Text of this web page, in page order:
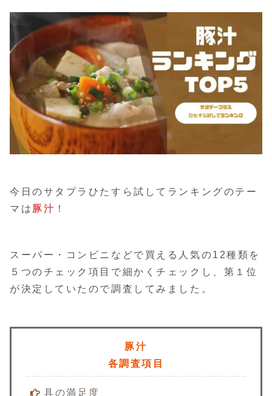
今日のサタプラひたすら試してランキングのテー
マは 豚汁 ！
スーパー・コンビニなどで買える人気の12種類を
５つのチェック項目で細かくチェックし、第１位
が決定していたので調査してみました。
豚汁
各調査項目
具の満足度